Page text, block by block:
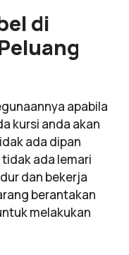
di
apabila
kursi anda akan
ada dipan
ada lemari
dan bekerja
berantakan
melakukan